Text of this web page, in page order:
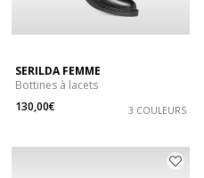
SERILDA FEMME
Bottines à lacets
130,00€
3 COULEURS